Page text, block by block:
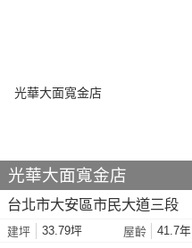
光華大面寬金店
台北市大安區市民大道三段
建坪 33.79坪 屋齡 41.7年